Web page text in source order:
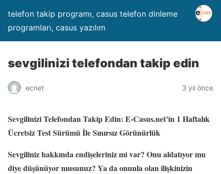
telefon takip programı, casus telefon dinleme
programları, casus yazılım
sevgilinizi telefondan takip edin
ecnet 3 yıl önce
Sevgilinizi Telefondan Takip Edin: E-Casus.net’in 1 Haftalık
Ücretsiz Test Sürümü İle Sınırsız Görünürlük
Sevgiliniz hakkında endişeleriniz mi var? Onu aldatıyor mu
diye düşünüyor musunuz? Ya da onunla olan ilişkinizin